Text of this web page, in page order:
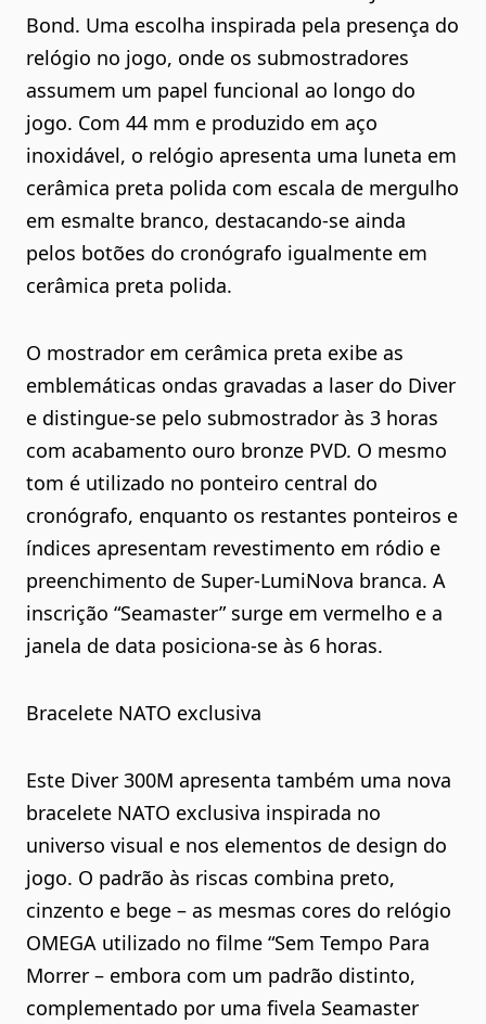
Bond. Uma escolha inspirada pela presença do
relógio no jogo, onde os submostradores
assumem um papel funcional ao longo do
jogo. Com 44 mm e produzido em aço
inoxidável, o relógio apresenta uma luneta em
cerâmica preta polida com escala de mergulho
em esmalte branco, destacando-se ainda
pelos botões do cronógrafo igualmente em
cerâmica preta polida.
O mostrador em cerâmica preta exibe as
emblemáticas ondas gravadas a laser do Diver
e distingue-se pelo submostrador às 3 horas
com acabamento ouro bronze PVD. O mesmo
tom é utilizado no ponteiro central do
cronógrafo, enquanto os restantes ponteiros e
índices apresentam revestimento em ródio e
preenchimento de Super-LumiNova branca. A
inscrição “Seamaster” surge em vermelho e a
janela de data posiciona-se às 6 horas.
Bracelete NATO exclusiva
Este Diver 300M apresenta também uma nova
bracelete NATO exclusiva inspirada no
universo visual e nos elementos de design do
jogo. O padrão às riscas combina preto,
cinzento e bege – as mesmas cores do relógio
OMEGA utilizado no filme “Sem Tempo Para
Morrer – embora com um padrão distinto,
complementado por uma fivela Seamaster